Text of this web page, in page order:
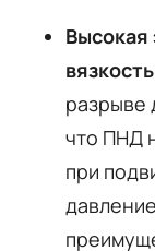
Высокая
разрыве
что ПНД
при